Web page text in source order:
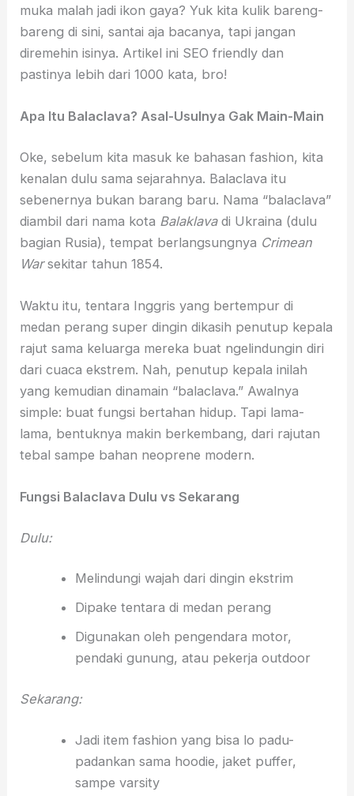
muka malah jadi ikon gaya? Yuk kita kulik bareng-
bareng di sini, santai aja bacanya, tapi jangan
diremehin isinya. Artikel ini SEO friendly dan
pastinya lebih dari 1000 kata, bro!
Apa Itu Balaclava? Asal-Usulnya Gak Main-Main
Oke, sebelum kita masuk ke bahasan fashion, kita
kenalan dulu sama sejarahnya. Balaclava itu
sebenernya bukan barang baru. Nama “balaclava”
diambil dari nama kota Balaklavadi Ukraina (dulu
bagian Rusia), tempat berlangsungnya Crimean
Warsekitar tahun 1854.
Waktu itu, tentara Inggris yang bertempur di
medan perang super dingin dikasih penutup kepala
rajut sama keluarga mereka buat ngelindungin diri
dari cuaca ekstrem. Nah, penutup kepala inilah
yang kemudian dinamain “balaclava.” Awalnya
simple: buat fungsi bertahan hidup. Tapi lama-
lama, bentuknya makin berkembang, dari rajutan
tebal sampe bahan neoprene modern.
Fungsi Balaclava Dulu vs Sekarang
Dulu:
Melindungi wajah dari dingin ekstrim
Dipake tentara di medan perang
Digunakan oleh pengendara motor,
pendaki gunung, atau pekerja outdoor
Sekarang:
Jadi item fashion yang bisa lo padu-
padankan sama hoodie, jaket puffer,
sampe varsity